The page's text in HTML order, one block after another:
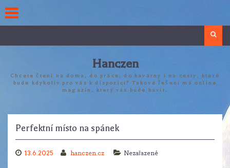
to
content
Hanczen
Chcete čtení na doma, do práce, do kavárny i na cesty, které
bude kdykoliv pro vás k dispozici? Takové řešení má online
magazín, který vás bude bavit.
Perfektní místo na spánek
13.6.2025 hanczen.cz Nezařazené